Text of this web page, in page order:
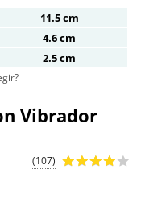
11.5 cm
4.6 cm
2.5 cm
Vibrador
(107)